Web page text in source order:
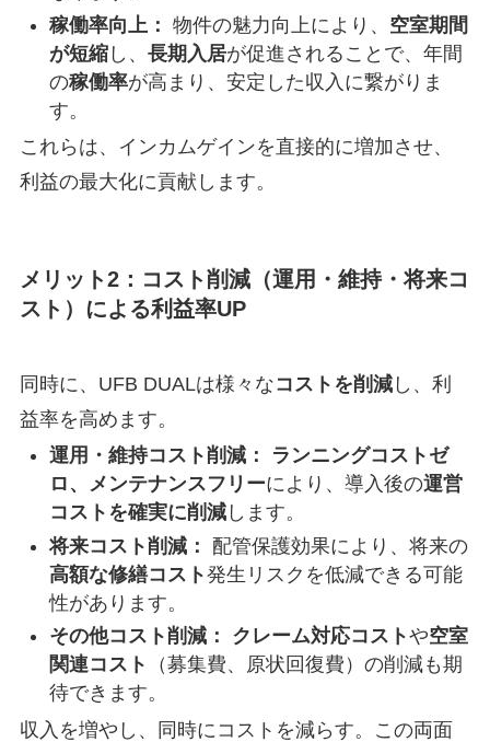
稼働率向上： 物件の魅力向上により、 空室期間
が短縮し、 長期入居が促進されることで、年間
の稼働率が高まり、安定した収入に繋がりま
す。
これらは、インカムゲインを直接的に増加させ、
利益の最大化に貢献します。
メリット2： コスト削減（運用・維持・将来コ
スト）による利益率UP
同時に、UFB DUALは様々なコストを削減し、利
益率を高めます。
運用・維持コスト削減：
ランニングコストゼ
ロ、メンテナンスフリーにより、導入後の運営
コストを確実に削減します。
将来コスト削減： 配管保護効果により、将来の
高額な修繕コスト発生リスクを低減できる可能
性があります。
その他コスト削減：
クレーム対応コストや空室
関連コスト
（募集費、原状回復費）の削減も期
待できます。
収入を増やし、同時にコストを減らす。この両面